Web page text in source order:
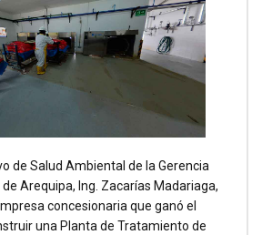
de Salud Ambiental de la Gerencia
de Arequipa, Ing. Zacarías Madariaga,
concesionaria que ganó el
una Planta de Tratamiento de